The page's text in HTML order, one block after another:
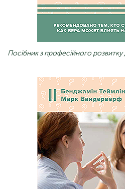
Посібник з професійного розвитку